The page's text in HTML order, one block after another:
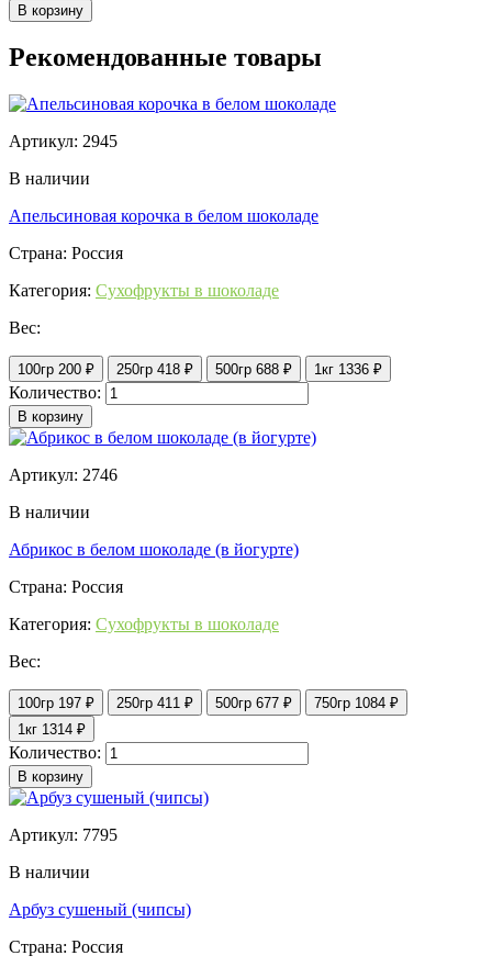
В корзину
Рекомендованные товары
Артикул: 2945
В наличии
Апельсиновая корочка в белом шоколаде
Страна: Россия
Категория: Сухофрукты в шоколаде
Вес:
100гр 200 ₽ 250гр 418 ₽ 500гр 688 ₽ 1кг 1336 ₽
Количество:
В корзину
Артикул: 2746
В наличии
Абрикос в белом шоколаде (в йогурте)
Страна: Россия
Категория: Сухофрукты в шоколаде
Вес:
100гр 197 ₽ 250гр 411 ₽ 500гр 677 ₽ 750гр 1084 ₽
1кг 1314 ₽
Количество:
В корзину
Артикул: 7795
В наличии
Арбуз сушеный (чипсы)
Страна: Россия